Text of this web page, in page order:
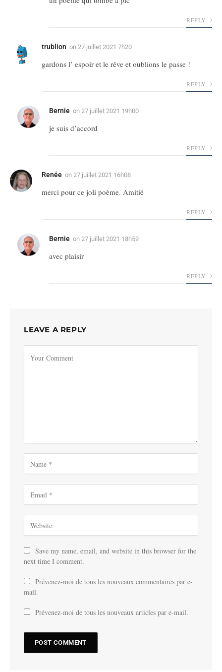
REPLY
trublion on 27 juillet 2021 7h20
gardons l’ espoir et le rêve et oublions le passe !
REPLY
Bernie on 27 juillet 2021 19h00
je suis d’accord
REPLY
Renée on 27 juillet 2021 16h08
merci pour ce joli poème. Amitié
REPLY
Bernie on 27 juillet 2021 18h59
avec plaisir
REPLY
LEAVE A REPLY
Save my name, email, and website in this browser for the
next time I comment.
Prévenez-moi de tous les nouveaux commentaires par e-
mail.
Prévenez-moi de tous les nouveaux articles par e-mail.